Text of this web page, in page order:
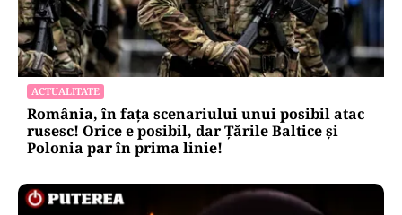
ACTUALITATE
România, în fața scenariului unui posibil atac
rusesc! Orice e posibil, dar Țările Baltice și
Polonia par în prima linie!